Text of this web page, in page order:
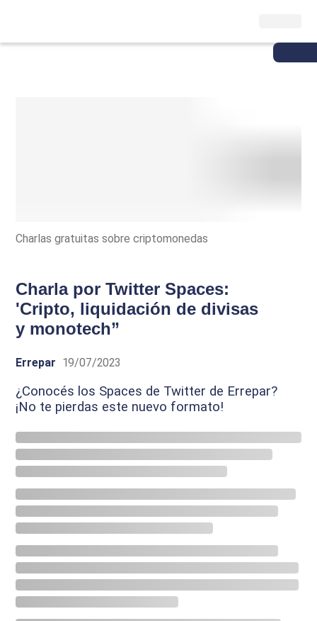
Charlas gratuitas sobre criptomonedas
Charla por Twitter Spaces:
'Cripto, liquidación de divisas
y monotech”
Errepar 19/07/2023
¿Conocés los Spaces de Twitter de Errepar?
¡No te pierdas este nuevo formato!